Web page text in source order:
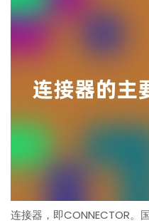
连接器，即CONNECTOR。